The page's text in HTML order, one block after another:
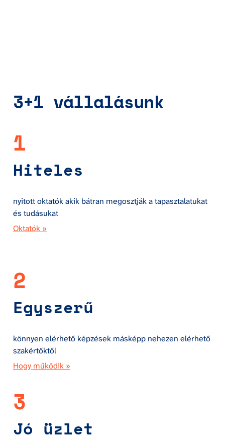
3+1 vállalásunk
1
Hiteles
nyitott oktatók akik bátran megosztják a tapasztalatukat
és tudásukat
Oktatók »
2
Egyszerű
könnyen elérhető képzések másképp nehezen elérhető
szakértőktől
Hogy működik »
3
Jó üzlet